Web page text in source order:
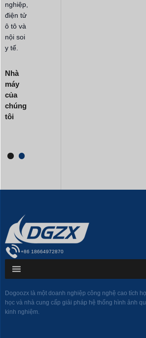
nghiệp,
điện tử
ô tô và
nội soi
y tế.
Nhà
máy
của
chúng
tôi
+86 18664972870
Dogoozx là một doanh nghiệp công nghệ cao tích
học và nhà cung cấp giải pháp hệ thống hình ảnh
kinh nghiệm.